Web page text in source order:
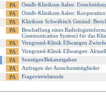
Ostalb-Klinikum Aalen:
Ostalb-Klinikum Aalen:
Klinikum Schwäbisch Gmünd:
Beschaffung eines
Communication System) für das
Virngrund-Klinik Ellwangen
Virngrund-Klinik Ellwangen:
Sonstiges/Bekanntgaben
Anfragen der Ausschussmitglieder
Frageviertelstunde